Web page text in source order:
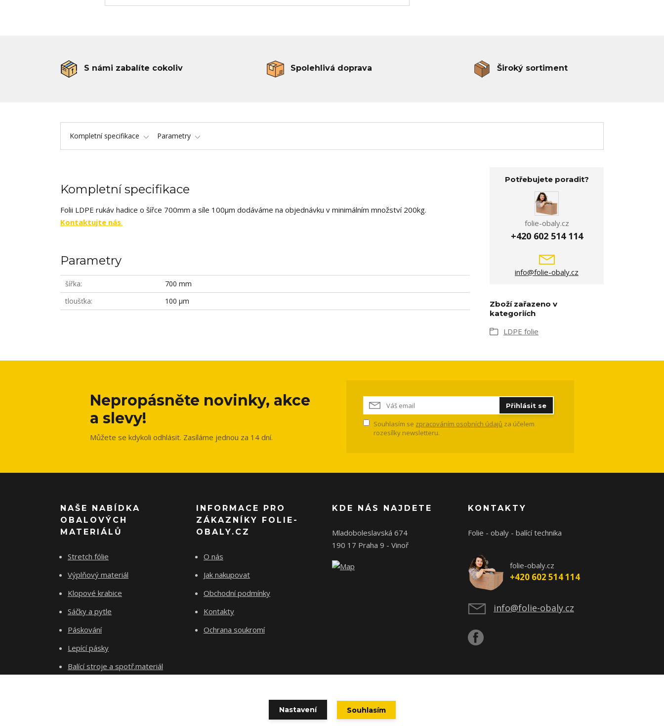
S námi zabalíte cokoliv Spolehlivá doprava Široký sortiment
Kompletní specifikace Parametry
Kompletní specifikace
Folii LDPE rukáv hadice o šířce 700mm a síle 100µm dodáváme na objednávku v minimálním množství 200kg.
Kontaktujte nás.
Parametry
šířka
700 mm
tloušťka
100 µm
Potřebujete poradit?
folie-obaly.cz
+420 602 514 114
info@folie-obaly.cz
Zboží zařazeno v
kategoriích
LDPE folie
Nepropásněte novinky, akce
a slevy!
Můžete se kdykoli odhlásit. Zasíláme jednou za 14 dní.
Přihlásit se
Souhlasím se zpracováním osobních údajů za účelem
rozesílky newsletteru.
NAŠE NABÍDKA
OBALOVÝCH
MATERIÁLŮ
Stretch fólie
Výplňový materiál
Klopové krabice
Sáčky a pytle
Páskování
Lepící pásky
Balící stroje a spotř.materiál
INFORMACE PRO
ZÁKAZNÍKY FOLIE-
OBALY.CZ
O nás
Jak nakupovat
Obchodní podmínky
Kontakty
Ochrana soukromí
KDE NÁS NAJDETE
Mladoboleslavská 674
190 17 Praha 9 - Vinoř
KONTAKTY
Folie - obaly - balící technika
folie-obaly.cz
+420 602 514 114
info@folie-obaly.cz
Nastavení Souhlasím